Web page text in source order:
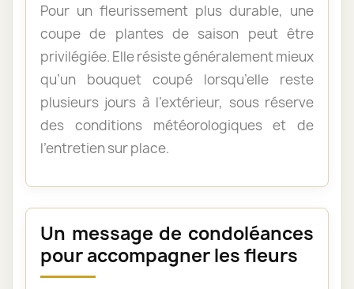
Pour un fleurissement plus durable, une
coupe de plantes de saison peut être
privilégiée. Elle résiste généralement mieux
qu’un bouquet coupé lorsqu’elle reste
plusieurs jours à l’extérieur, sous réserve
des conditions météorologiques et de
l’entretien sur place.
Un message de condoléances
pour accompagner les fleurs